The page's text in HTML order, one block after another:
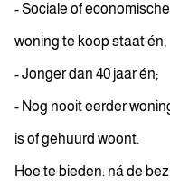
- Sociale of
woning te koop staat én;
- Jonger dan 40 jaar én;
- Nog nooit eerder
is of gehuurd woont.
Hoe te bieden: ná de